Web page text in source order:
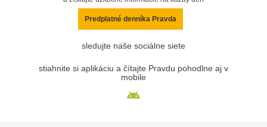
Predplatné denníka Pravda
sledujte naše sociálne siete
stiahnite si aplikáciu a čítajte Pravdu pohodlne aj v
mobile